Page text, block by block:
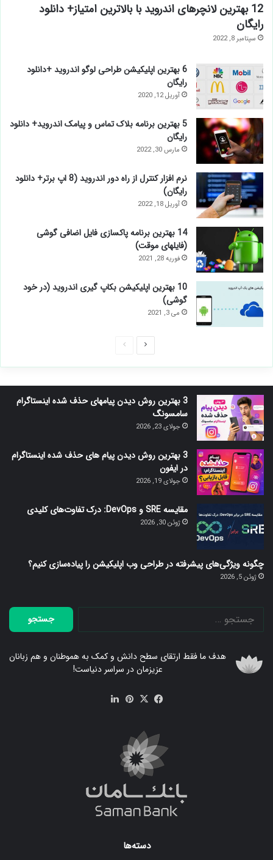
12 بهترین لانچرهای اندروید با بالاترین امتیاز+ دانلود
رایگان
سپتامبر 8, 2022
6 بهترین اپلیکیشن طراحی لوگو اندروید +دانلود
رایگان
آوریل 12, 2020
5 بهترين برنامه بلاک تماس و پیامک اندروید+ دانلود
رایگان
مارس 30, 2022
نرم افزار كنترل از راه دور اندرويد (8 اپ برتر+ دانلود
رایگان)
آوریل 18, 2022
14 بهترین برنامه پاکسازی فایل اضافی گوشی
(فایلهای موقت)
فوریه 28, 2021
10 بهترین اپلیکیشن بکاپ گیری اندروید (در خود
گوشی)
می 3, 2021
صفحه
صفحه
3 بهترین روش دیدن پیامهای حذف شده اینستاگرام
سامسونگ
جولای 23, 2026
3 بهترین روش دیدن پیام های حذف شده اینستاگرام
در ایفون
جولای 19, 2026
مقایسه SRE و DevOps: درک تفاوت‌های کلیدی
ژوئن 30, 2026
چگونه ویژگی‌های پیشرفته در طراحی وب اپلیکیشن را پیاده‌سازی کنیم؟
ژوئن 5, 2026
جستجو
برای:
هدف ما فقط ارتقای سطح دانش و کمک به هموطنان و هم زبانان
عزیزمان در سراسر دنیاست!
فیسX ‫پین‌ترست
دسته‌ها